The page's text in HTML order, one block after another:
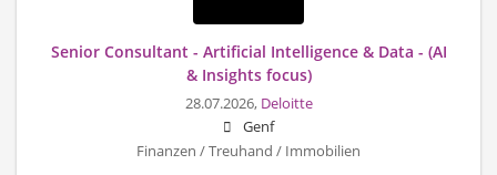
Senior Consultant - Artificial Intelligence & Data - (AI
& Insights focus)
28.07.2026, Deloitte
Genf
Finanzen / Treuhand / Immobilien